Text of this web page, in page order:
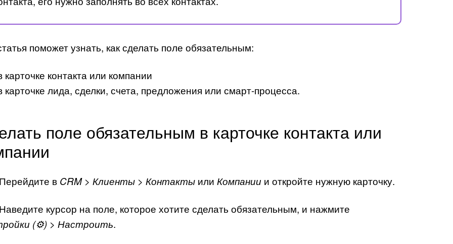
поможет узнать, как сделать поле обязательным:
карточке контакта или компании
карточке лида, сделки, счета, предложения или смарт-процесса.
поле обязательным в карточке контакта или
в CRM > Клиенты > Контактыили Компании и откройте нужную карточку.
курсор на поле, которое хотите сделать обязательным, и нажмите
(⚙️) > Настроить.